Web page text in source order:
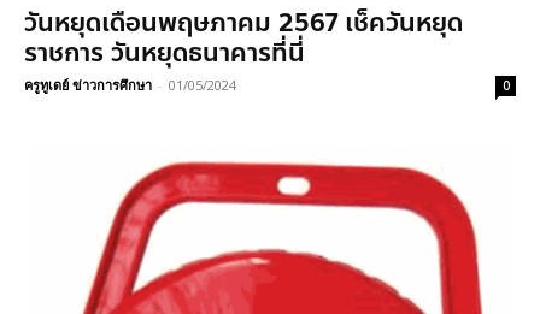
วันหยุดเดือนพฤษภาคม 2567 เช็ควันหยุด
ราชการ วันหยุดธนาคารที่นี่
ครูทูเดย์ ข่าวการศึกษา - 01/05/2024 0